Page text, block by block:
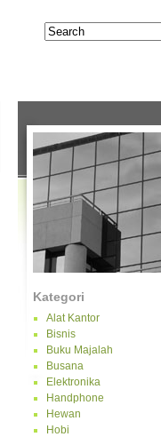
Kategori
Alat Kantor
Bisnis
Buku Majalah
Busana
Elektronika
Handphone
Hewan
Hobi